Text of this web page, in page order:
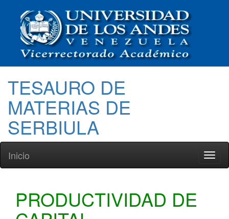
TESAURO DE
MATERIAS DE
SERBIULA
Inicio
PRODUCTIVIDAD DE